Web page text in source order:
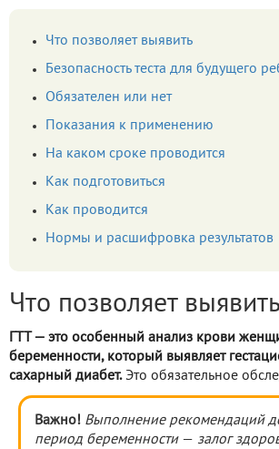
Что позволяет выявить
Безопасность теста для будущего
Обязателен или нет
Показания к применению
На каком сроке проводится
Как подготовиться
Как проводится
Нормы и расшифровка результатов
Что позволяет выявить
ГТТ — это особенный анализ крови
беременности, который выявляет
сахарный диабет. Это обязательное
Важно! Выполнение рекомендаций
период беременности — залог